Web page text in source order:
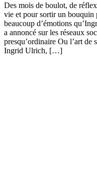
Des mois de boulot, de
vie et pour sortir un bouquin
beaucoup d’émotions
a annoncé sur les réseaux
presqu’ordinaire Ou l’art
Ingrid Ulrich, […]